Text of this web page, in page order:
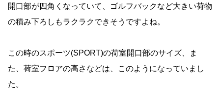
開口部が四角くなっていて、ゴルフバックなど大きい荷物
の積み下ろしもラクラクできそうですよね。
この時のスポーツ(SPORT)の荷室開口部のサイズ、ま
た、荷室フロアの高さなどは、このようになっていまし
た。